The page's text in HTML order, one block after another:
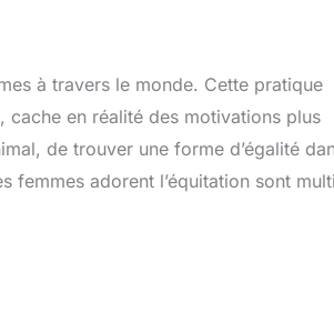
à travers le monde. Cette pratique
en réalité des motivations plus
de trouver une forme d’égalité
femmes adorent l’équitation sont